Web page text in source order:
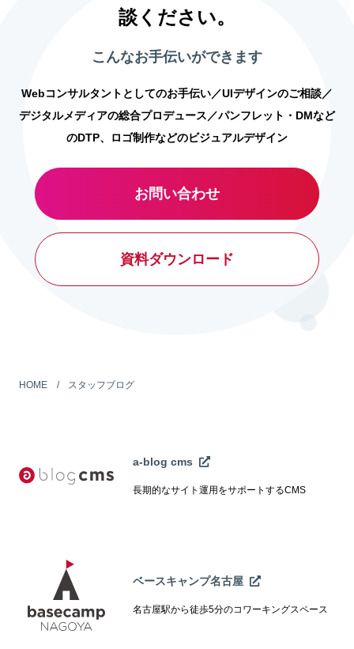
談ください。
こんなお手伝いができます
Webコンサルタントとしてのお手伝い／UIデザインのご相談／
デジタルメディアの総合プロデュース／パンフレット・DMなど
のDTP、ロゴ制作などのビジュアルデザイン
お問い合わせ
資料ダウンロード
HOME スタッフブログ
a-blog cms
長期的なサイト運用をサポートするCMS
ベースキャンプ名古屋
名古屋駅から徒歩5分のコワーキングスペース